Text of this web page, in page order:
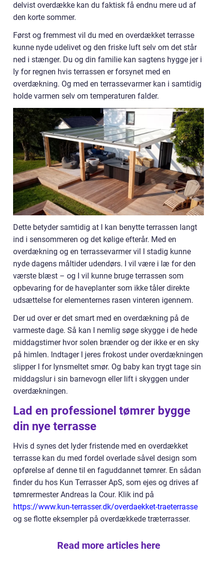
delvist overdække kan du faktisk få endnu mere ud af
den korte sommer.
Først og fremmest vil du med en overdækket terrasse
kunne nyde udelivet og den friske luft selv om det står
ned i stænger. Du og din familie kan sagtens hygge jer i
ly for regnen hvis terrassen er forsynet med en
overdækning. Og med en terrassevarmer kan i samtidig
holde varmen selv om temperaturen falder.
Dette betyder samtidig at I kan benytte terrassen langt
ind i sensommeren og det kølige efterår. Med en
overdækning og en terrassevarmer vil I stadig kunne
nyde dagens måltider udendørs. I vil være i læ for den
værste blæst – og I vil kunne bruge terrassen som
opbevaring for de haveplanter som ikke tåler direkte
udsættelse for elementernes rasen vinteren igennem.
Der ud over er det smart med en overdækning på de
varmeste dage. Så kan I nemlig søge skygge i de hede
middagstimer hvor solen brænder og der ikke er en sky
på himlen. Indtager I jeres frokost under overdækningen
slipper I for lynsmeltet smør. Og baby kan trygt tage sin
middagslur i sin barnevogn eller lift i skyggen under
overdækningen.
Lad en professionel tømrer bygge
din nye terrasse
Hvis d synes det lyder fristende med en overdækket
terrasse kan du med fordel overlade såvel design som
opførelse af denne til en faguddannet tømrer. En sådan
finder du hos Kun Terrasser ApS, som ejes og drives af
tømrermester Andreas la Cour. Klik ind på
https://www.kun-terrasser.dk/overdaekket-traeterrasse
og se flotte eksempler på overdækkede træterrasser.
Read more articles here